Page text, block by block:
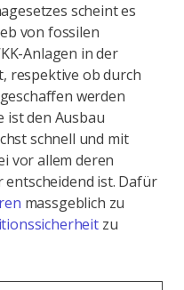
scheint es
von fossilen
Anlagen in der
respektive ob durch
werden
ist den Ausbau
schnell und mit
vor allem deren
ist. Dafür
massgeblich zu
zu